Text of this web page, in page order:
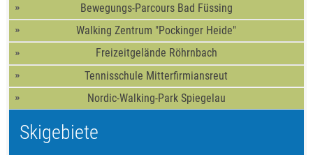
Bewegungs-Parcours Bad Füssing
Walking Zentrum "Pockinger Heide"
Freizeitgelände Röhrnbach
Tennisschule Mitterfirmiansreut
Nordic-Walking-Park Spiegelau
Skigebiete